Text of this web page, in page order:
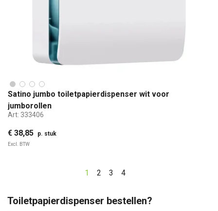
Satino jumbo toiletpapierdispenser wit voor
jumborollen
Art: 333406
€ 38,85 p. stuk
Excl. BTW
1 2 3 4
Toiletpapierdispenser bestellen?